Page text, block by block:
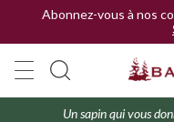
Abonnez-vous à nos
Un sapin qui vous